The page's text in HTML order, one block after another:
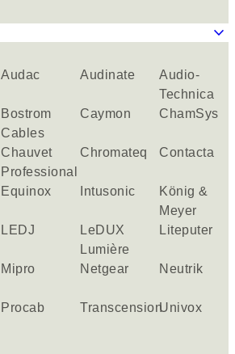
keyboard_arrow_down
Audac Audinate
Audio-
Technica
Bostrom
Cables
Caymon ChamSys
Chauvet
Professional
Chromateq Contacta
Equinox Intusonic
König &
Meyer
LEDJ
LeDUX
Lumière
Liteputer
Mipro Netgear Neutrik
Procab TranscensionUnivox